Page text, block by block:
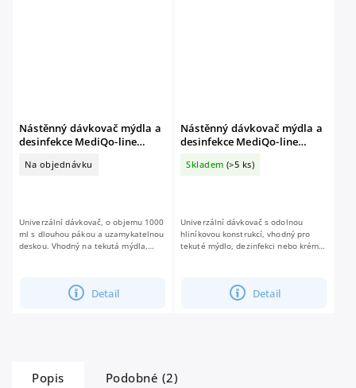
Nástěnný dávkovač mýdla a
desinfekce MediQo-line
Na objednávku
Detail
Univerzální dávkovač, o objemu 1000
ml s dlouhou pákou a uzamykatelnou
deskou. Vhodný na tekutá mýdla,
Nástěnný dávkovač mýdla a
desinfekce MediQo-line
Skladem (>5 ks)
Detail
Univerzální dávkovač s odolnou
hliníkovou konstrukcí, vhodný pro
tekuté mýdlo, dezinfekci nebo krém.
Popis Podobné (2)